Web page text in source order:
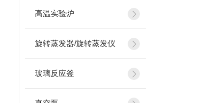
高温实验炉
旋转蒸发器/旋转蒸发仪
玻璃反应釜